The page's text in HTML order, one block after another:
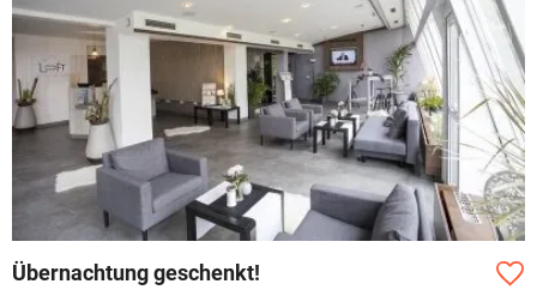
Übernachtung geschenkt!